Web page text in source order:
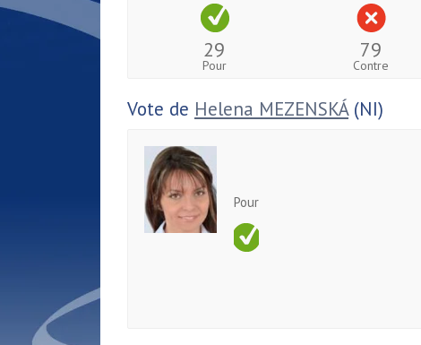
29
Pour
79
Contre
Vote de Helena MEZENSKÁ(NI)
Pour